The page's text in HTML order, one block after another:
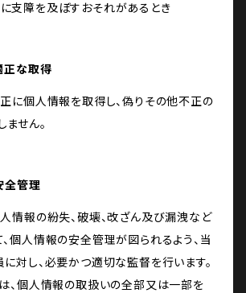
支障を及ぼすおそれがあるとき
正な取得
正に個人情報を取得し、偽りその他不正の
せん。
全管理
人情報の紛失、破壊、改ざん及び漏洩など
、個人情報の安全管理が図られるよう、当
に対し、必要かつ適切な監督を行います。
は、個人情報の取扱いの全部又は一部を